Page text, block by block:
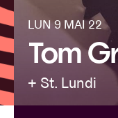
Infos
AB ❤
LUN 9 MAI 22
Tom
+ St. Lundi